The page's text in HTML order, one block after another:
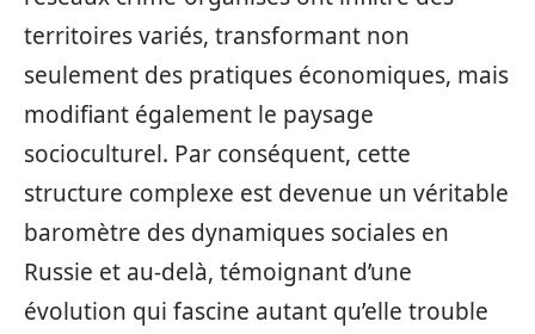
territoires variés, transformant non
seulement des pratiques économiques, mais
modifiant également le paysage
socioculturel. Par conséquent, cette
structure complexe est devenue un véritable
baromètre des dynamiques sociales en
Russie et au-delà, témoignant d’une
évolution qui fascine autant qu’elle trouble